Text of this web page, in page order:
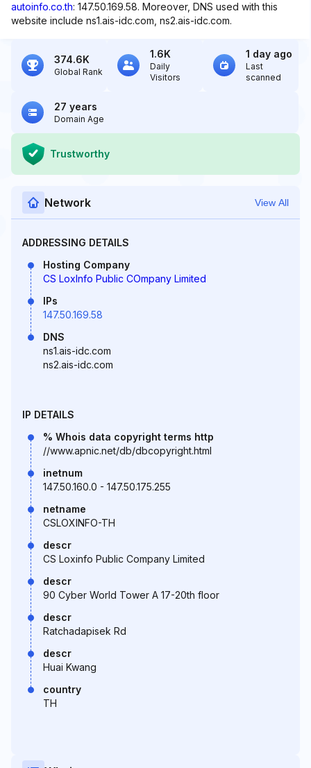
autoinfo.co.th: 147.50.169.58. Moreover, DNS used with this
website include ns1.ais-idc.com, ns2.ais-idc.com.
374.6K
Global Rank
1.6K
Daily
Visitors
1 day ago
Last
scanned
27 years
Domain Age
Trustworthy
Network View All
ADDRESSING DETAILS
Hosting Company
CS LoxInfo Public COmpany Limited
IPs
147.50.169.58
DNS
ns1.ais-idc.com
ns2.ais-idc.com
IP DETAILS
% Whois data copyright terms http
//www.apnic.net/db/dbcopyright.html
inetnum
147.50.160.0 - 147.50.175.255
netname
CSLOXINFO-TH
descr
CS Loxinfo Public Company Limited
descr
90 Cyber World Tower A 17-20th floor
descr
Ratchadapisek Rd
descr
Huai Kwang
country
TH